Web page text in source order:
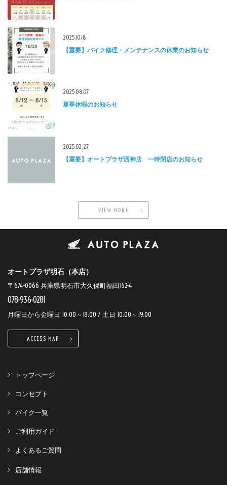
2025.10.18
【重要】バイク修理・メンテナンスの休業のお知らせ
2025.08.07
夏季休暇のお知らせ
2025.02.27
【重要】オートプラザ西神店 一時閉店のお知らせ
VIEW MORE
オートプラザ明石（本店）
〒674-0066 兵庫県明石市大久保町福田162-4
078-936-0281
月曜日から金曜日 10:00～18:00 / 土日 10:00～19:00
ACCESS MAP
トップページ
コンセプト
バイク一覧
ご利用ガイド
よくあるご質問
店舗情報